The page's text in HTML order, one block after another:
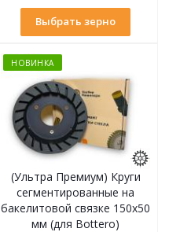
Выбрать зерно
НОВИНКА
(Ультра Премиум) Круги
сегментированные на
бакелитовой связке 150х50
мм (для Bottero)